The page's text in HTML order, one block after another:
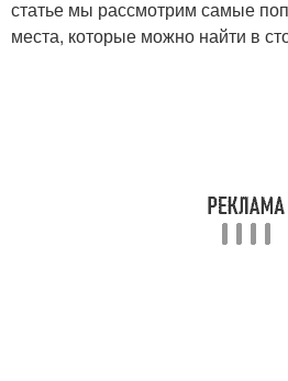
статье мы рассмотрим самые
места, которые можно найти в